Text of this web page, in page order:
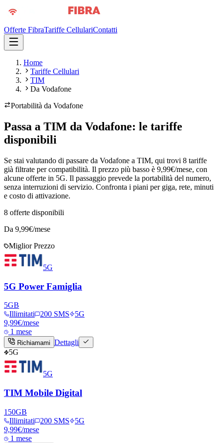
Offerte FibraTariffe CellulariContatti
Home
Tariffe Cellulari
TIM
Da Vodafone
Portabilità da Vodafone
Passa a TIM da Vodafone: le tariffe
disponibili
Se stai valutando di passare da Vodafone a TIM, qui trovi 8 tariffe
già filtrate per compatibilità. Il prezzo più basso è 9,99€/mese, con
alcune offerte in 5G. Il passaggio prevede la portabilità del numero,
senza interruzioni di servizio. Confronta i piani per giga, rete, minuti
e costo di attivazione.
8 offerte disponibili
Da 9,99€/mese
Miglior Prezzo
5G
5G Power Famiglia
5GB
Illimitati
200 SMS
5G
9,99€/mese
1 mese
Richiamami Dettagli
5G
5G
TIM Mobile Digital
150GB
Illimitati
200 SMS
5G
9,99€/mese
1 mese